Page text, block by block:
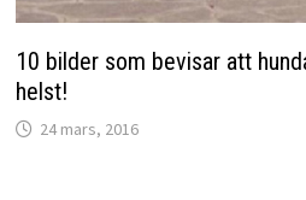
10 bilder som bevisar att
helst!
24 mars, 2016